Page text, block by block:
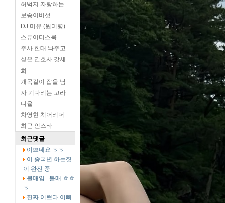
허벅지 자랑하는
보송이버섯
DJ 미유 (원미령)
스튜어디스룩
주사 한대 놔주고
싶은 간호사 갓세
희
개목걸이 잡을 남
자 기다리는 고라
니율
차영현 치어리더
최근 인스타
최근댓글
이쁘네요 ㅎㅎ
이 중국년 하는짓
이 완전 중
볼매임...볼매 ㅎㅎ
ㅎ
진짜 이쁘다 이뻐